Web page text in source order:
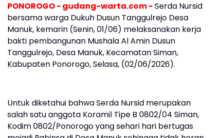
PONOROGO - gudang-warta.com - Serda Nursid
bersama warga Dukuh Dusun Tanggulrejo Desa
Manuk, kemarin (Senin, 01/06) melaksanakan kerja
bakti pembangunan Mushala Al Amin Dusun
Tanggulrejo, Desa Manuk, Kecamatan Siman,
Kabupaten Ponorogo, Selasa, (02/06/2026).
Untuk diketahui bahwa Serda Nursid merupakan
salah satu anggota Koramil Tipe B 0802/04 Siman,
Kodim 0802/Ponorogo yang sehari hari bertugas